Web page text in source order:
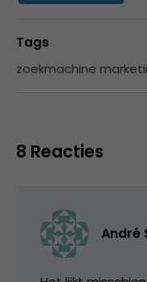
Tags
zoekmachine
8 Reacties
André